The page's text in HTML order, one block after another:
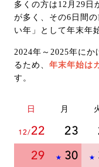
多くの方は12月29日
が多く、その6日間
い年」として年末年
2024年～2025年に
るため、 年末年始は
す。
日 月
12/22 23
29
★ 30 ★